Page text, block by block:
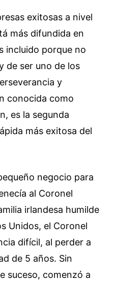
exitosas a nivel
más difundida en
incluido porque no
de ser uno de los
y
conocida como
es la segunda
más exitosa del
negocio para
al Coronel
irlandesa humilde
Unidos, el Coronel
difícil, al perder a
de 5 años. Sin
suceso, comenzó a